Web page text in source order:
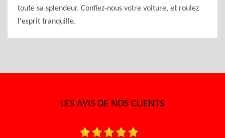
toute sa splendeur. Confiez-nous votre voiture, et roulez
l'esprit tranquille.
LES AVIS DE NOS CLIENTS